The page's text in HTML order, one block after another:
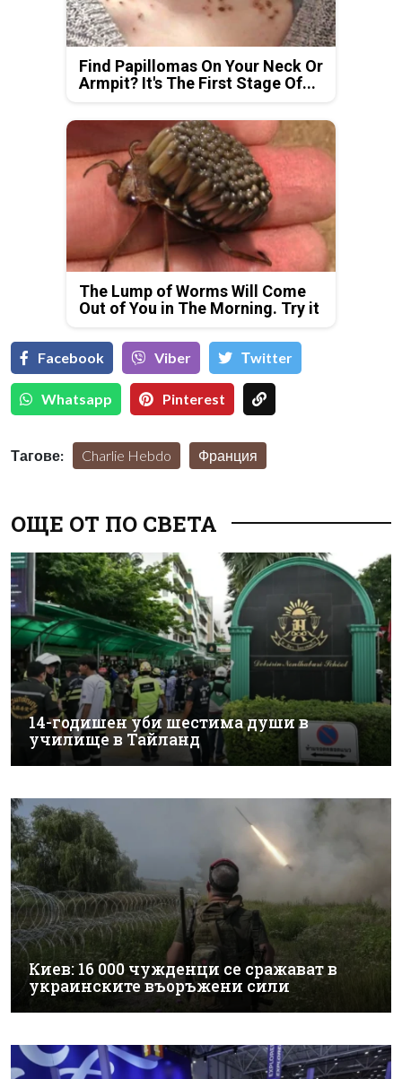
Find Papillomas On Your Neck Or
Armpit? It's The First Stage Of...
The Lump of Worms Will Come
Out of You in The Morning. Try it
Facebook Viber Тwitter
Whatsapp Pinterest
Тагове: Charlie Hebdo Франция
ОЩЕ ОТ ПО СВЕТА
14-годишен уби шестима души в
училище в Тайланд
Киев: 16 000 чужденци се сражават в
украинските въоръжени сили